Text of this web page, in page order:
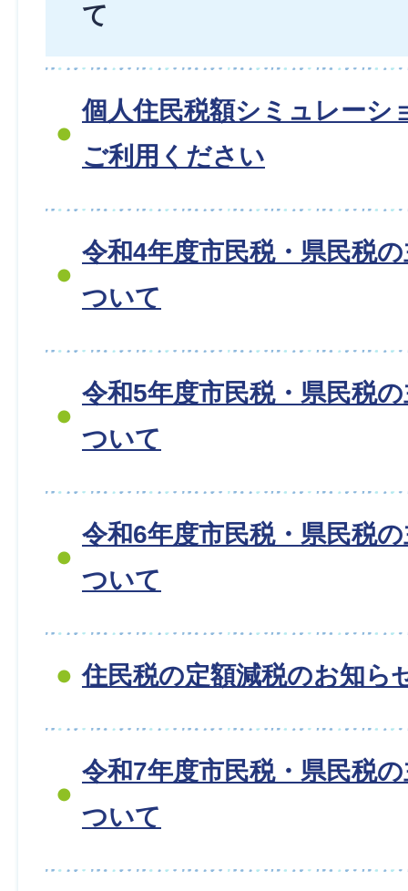
て
個人住民税額シミュレーシ
ご利用ください
令和4年度市民税・県民税
ついて
令和5年度市民税・県民税
ついて
令和6年度市民税・県民税
ついて
住民税の定額減税のお知ら
令和7年度市民税・県民税
ついて